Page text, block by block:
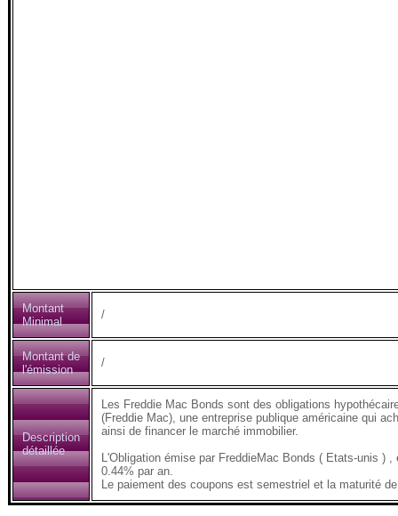
Montant
Minimal
/
Montant de
l'émission
/
Description
détaillée
Les Freddie Mac Bonds sont des obligations
(Freddie Mac), une entreprise publique américaine qui
ainsi de financer le marché immobilier.
L'Obligation émise par FreddieMac Bonds ( Etats-unis )
0.44% par an.
Le paiement des coupons est semestriel et la maturité